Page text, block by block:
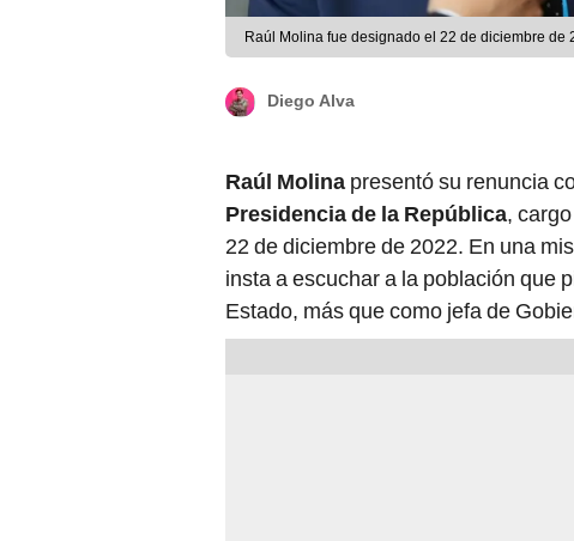
Raúl Molina fue designado el 22 de diciembre de
Diego Alva
Raúl Molina presentó su renuncia
Presidencia de la República ,
22 de diciembre de 2022. En una
insta a escuchar a la población que
Estado, más que como jefa de